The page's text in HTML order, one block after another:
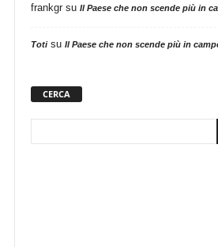
frankgrsu Il Paese che non scende più in
Totisu Il Paese che non scende più in
CERCA